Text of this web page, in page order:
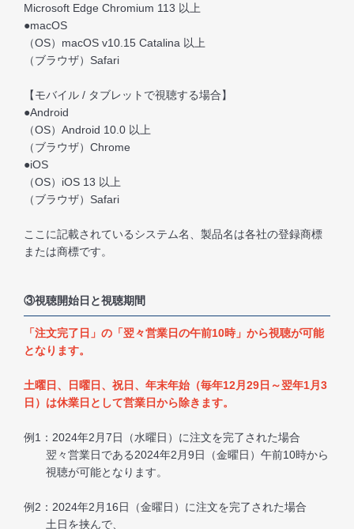
Microsoft Edge Chromium 113 以上
●macOS
（OS）macOS v10.15 Catalina 以上
（ブラウザ）Safari
【モバイル / タブレットで視聴する場合】
●Android
（OS）Android 10.0 以上
（ブラウザ）Chrome
●iOS
（OS）iOS 13 以上
（ブラウザ）Safari
ここに記載されているシステム名、製品名は各社の登録商標
または商標です。
③視聴開始日と視聴期間
「注文完了日」の「翌々営業日の午前10時」から視聴が可能
となります。
土曜日、日曜日、祝日、年末年始（毎年12月29日～翌年1月3
日）は休業日として営業日から除きます。
例1：2024年2月7日（水曜日）に注文を完了された場合
翌々営業日である2024年2月9日（金曜日）午前10時から
視聴が可能となります。
例2：2024年2月16日（金曜日）に注文を完了された場合
土日を挟んで、